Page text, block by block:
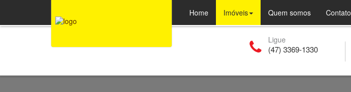
Ligue
(47) 3369-1330
Home Imóveis Quem somos(current)Contato